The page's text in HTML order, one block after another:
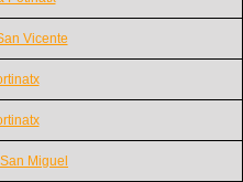
Vicente
Miguel